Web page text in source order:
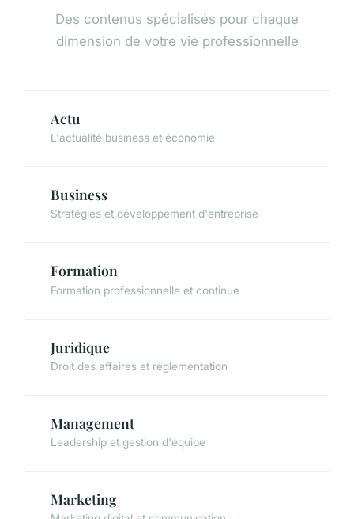
Des contenus spécialisés pour chaque
dimension de votre vie professionnelle
Actu
L'actualité business et économie
Business
Stratégies et développement d'entreprise
Formation
Formation professionnelle et continue
Juridique
Droit des affaires et réglementation
Management
Leadership et gestion d'équipe
Marketing